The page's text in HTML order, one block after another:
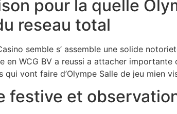
pour la quelle
reseau total
semble s’ assemble une solide
en WCG BV a reussi a attacher
qui vont faire d’Olympe Salle de jeu mien
festive et